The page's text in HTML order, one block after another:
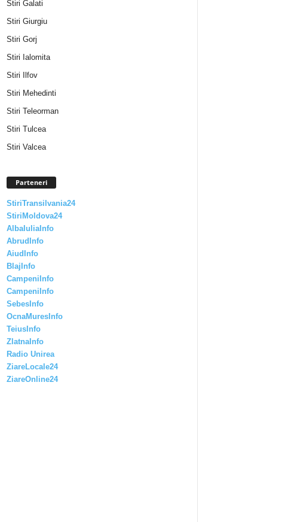
Stiri Galati
Stiri Giurgiu
Stiri Gorj
Stiri Ialomita
Stiri Ilfov
Stiri Mehedinti
Stiri Teleorman
Stiri Tulcea
Stiri Valcea
Parteneri
StiriTransilvania24
StiriMoldova24
AlbaIuliaInfo
AbrudInfo
AiudInfo
BlajInfo
CampeniInfo
CampeniInfo
SebesInfo
OcnaMuresInfo
TeiusInfo
ZlatnaInfo
Radio Unirea
ZiareLocale24
ZiareOnline24